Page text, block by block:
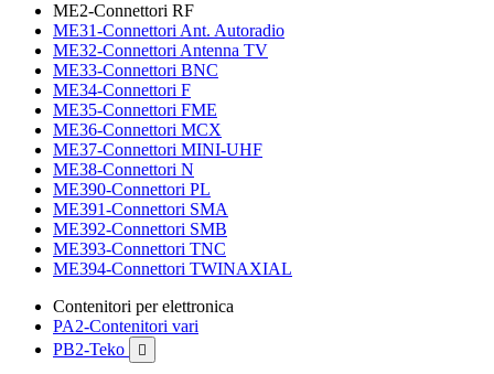
ME2-Connettori RF
ME31-Connettori Ant. Autoradio
ME32-Connettori Antenna TV
ME33-Connettori BNC
ME34-Connettori F
ME35-Connettori FME
ME36-Connettori MCX
ME37-Connettori MINI-UHF
ME38-Connettori N
ME390-Connettori PL
ME391-Connettori SMA
ME392-Connettori SMB
ME393-Connettori TNC
ME394-Connettori TWINAXIAL
Contenitori per elettronica
PA2-Contenitori vari
PB2-Teko
